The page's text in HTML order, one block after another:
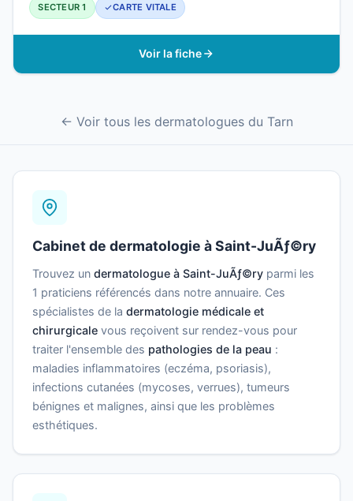
SECTEUR 1 CARTE VITALE
Voir la fiche
← Voir tous les dermatologues du Tarn
Cabinet de dermatologie à Saint-JuÃƒ©ry
Trouvez un dermatologue à Saint-JuÃƒ©ry parmi les
1 praticiens référencés dans notre annuaire. Ces
spécialistes de la dermatologie médicale et
chirurgicale vous reçoivent sur rendez-vous pour
traiter l'ensemble des pathologies de la peau :
maladies inflammatoires (eczéma, psoriasis),
infections cutanées (mycoses, verrues), tumeurs
bénignes et malignes, ainsi que les problèmes
esthétiques.